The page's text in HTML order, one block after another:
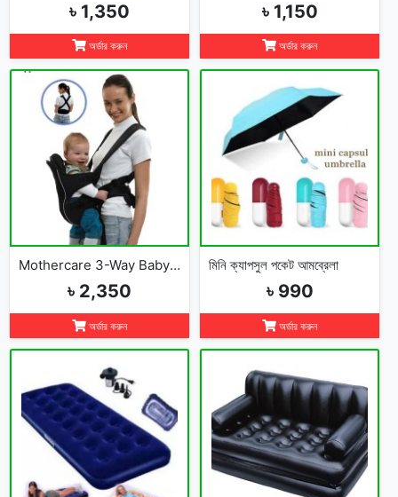
৳ 1,350
অর্ডার করুন
৳ 1,150
অর্ডার করুন
Mothercare 3-Way Baby Carrier
৳ 2,350
অর্ডার করুন
মিনি ক্যাপসুল পকেট আমব্রেলা
৳ 990
অর্ডার করুন